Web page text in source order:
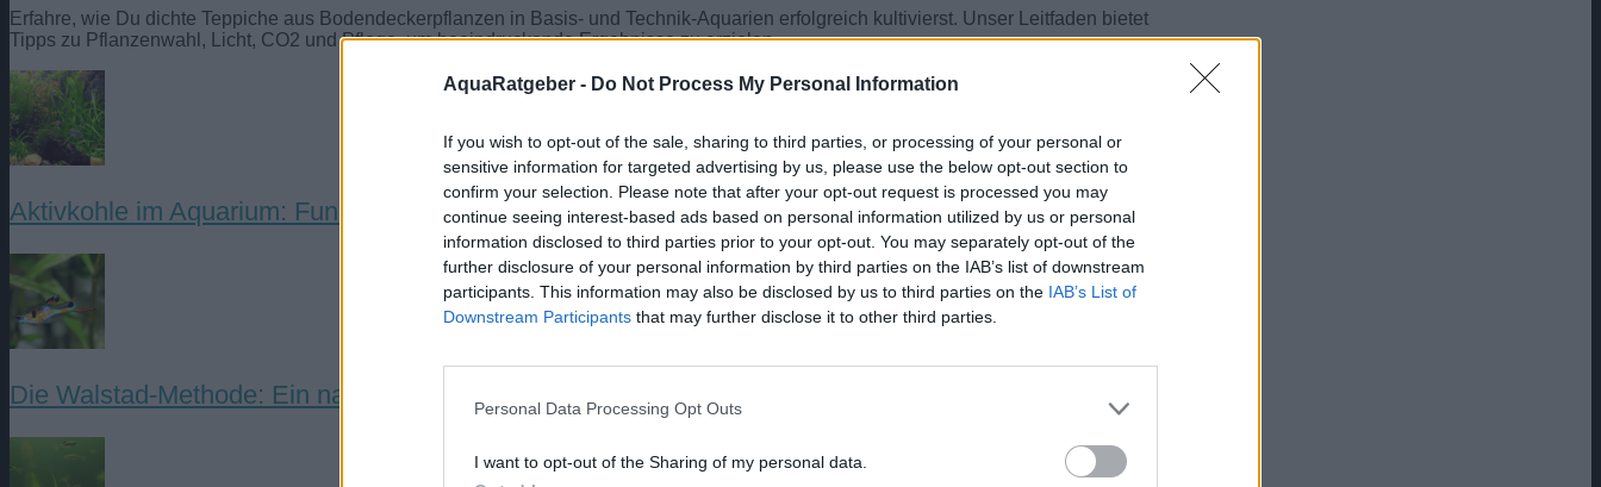
AquaRatgeber - Do Not Process My Personal Information
If you wish to opt-out of the sale, sharing to third parties, or processing of your personal or
sensitive information for targeted advertising by us, please use the below opt-out section to
confirm your selection. Please note that after your opt-out request is processed you may
continue seeing interest-based ads based on personal information utilized by us or personal
information disclosed to third parties prior to your opt-out. You may separately opt-out of the
further disclosure of your personal information by third parties on the IAB’s list of downstream
participants. This information may also be disclosed by us to third parties on the IAB’s List of
Downstream Participants that may further disclose it to other third parties.
Personal Data Processing Opt Outs
I want to opt-out of the Sharing of my personal data.
Erfahre, wie Du dichte Teppiche aus Bodendeckerpflanzen in Basis- und Technik-Aquarien erfolgreich kultivierst. Unser Leitfaden bietet
Tipps zu Pflanzenwahl, Licht, CO2 und Pflege, um beeindruckende Ergebnisse zu erzielen.
Aktivkohle im Aquarium: Funktionsweise, Anwendung und Tipps
Die Walstad-Methode: Ein natürlicher Ansatz für bepflanzte Aquarien